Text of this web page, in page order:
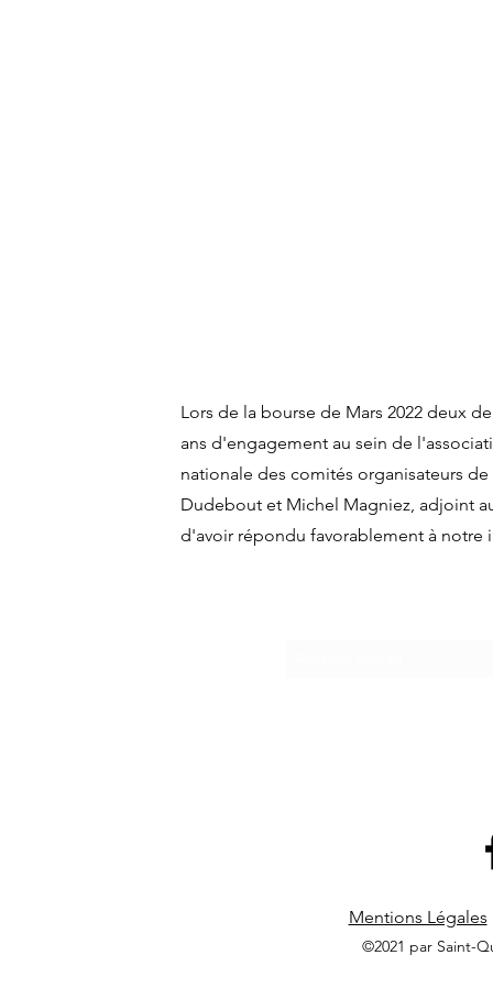
Lors de la bourse de Mars 2022 deux
ans d'engagement au sein de
nationale des comités organisateurs
Dudebout et Michel Magniez, adjoint
d'avoir répondu favorablement à notre
Mentions Légales
©2021 par Saint-